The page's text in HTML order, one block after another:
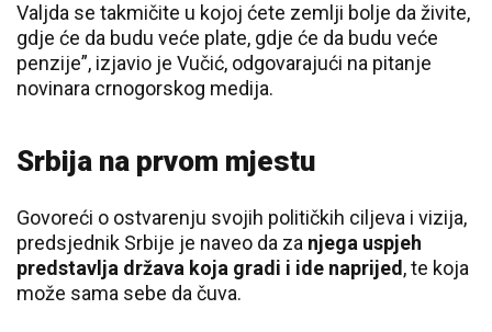
Valjda se takmičite u kojoj ćete zemlji bolje da živite,
gdje će da budu veće plate, gdje će da budu veće
penzije”, izjavio je Vučić, odgovarajući na pitanje
novinara crnogorskog medija.
Srbija na prvom mjestu
Govoreći o ostvarenju svojih političkih ciljeva i vizija,
predsjednik Srbije je naveo da za njega uspjeh
predstavlja država koja gradi i ide naprijed , te koja
može sama sebe da čuva.